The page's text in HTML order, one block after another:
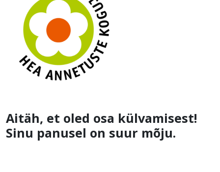
Aitäh, et oled osa külvamisest!
Sinu panusel on suur mõju.